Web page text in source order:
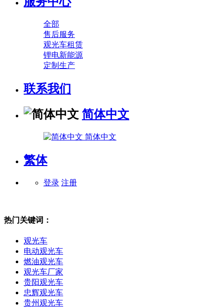
全部
售后服务
观光车租赁
锂电新能源
定制生产
联系我们
简体中文
简体中文
繁体
登录 注册
热门关键词：
观光车
电动观光车
燃油观光车
观光车厂家
贵阳观光车
忠辉观光车
贵州观光车